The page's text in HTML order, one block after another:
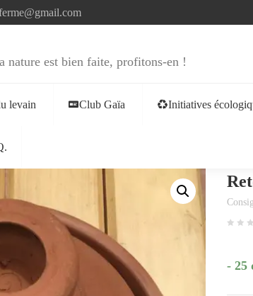
nature est bien faite, profitons-en !
levain Club Gaïa Initiatives
- 25